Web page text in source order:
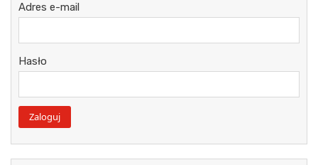
Adres e-mail
Hasło